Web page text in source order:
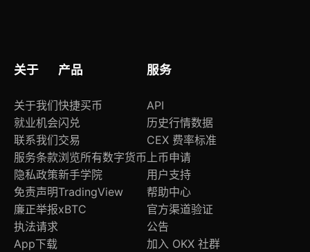
关于
关于我们
就业机会
联系我们
服务条款
隐私政策
免责声明
廉正举报
执法请求
App下载
产品
快捷买币
闪兑
交易
浏览所有数字货币
新手学院
TradingView
xBTC
服务
API
历史行情数据
CEX 费率标准
上币申请
用户支持
帮助中心
官方渠道验证
公告
加入 OKX 社群